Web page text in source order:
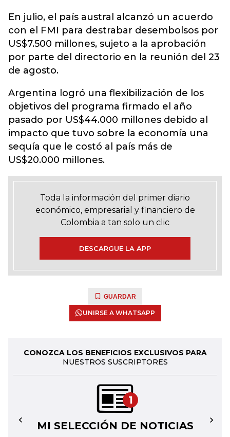
En julio, el país austral alcanzó un acuerdo
con el FMI para destrabar desembolsos por
US$7.500 millones, sujeto a la aprobación
por parte del directorio en la reunión del 23
de agosto.
Argentina logró una flexibilización de los
objetivos del programa firmado el año
pasado por US$44.000 millones debido al
impacto que tuvo sobre la economía una
sequía que le costó al país más de
US$20.000 millones.
Toda la información del primer diario
económico, empresarial y financiero de
Colombia a tan solo un clic
DESCARGUE LA APP
GUARDAR
UNIRSE A WHATSAPP
CONOZCA LOS BENEFICIOS EXCLUSIVOS PARA
NUESTROS SUSCRIPTORES
1
MI SELECCIÓN DE NOTICIAS
← →